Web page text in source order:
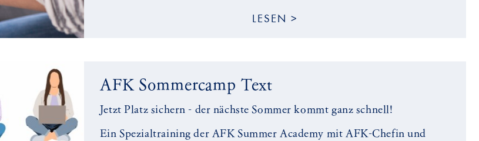
LESEN >
AFK Sommercamp Text
Jetzt Platz sichern - der nächste Sommer kommt ganz schnell!
Ein Spezialtraining der AFK Summer Academy mit AFK-Chefin und